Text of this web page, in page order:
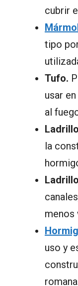
cubrir
tipo
Tufo.
usar
al
la
menos
uso y